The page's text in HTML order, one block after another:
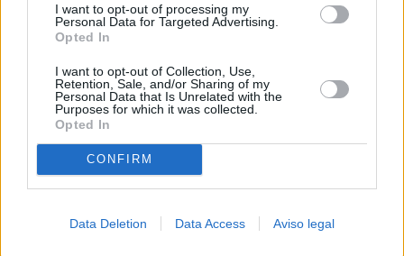
I want to opt-out of processing my
Personal Data for Targeted Advertising.
Opted In
I want to opt-out of Collection, Use,
Retention, Sale, and/or Sharing of my
Personal Data that Is Unrelated with the
Purposes for which it was collected.
Opted In
CONFIRM
Data Deletion Data Access Aviso legal